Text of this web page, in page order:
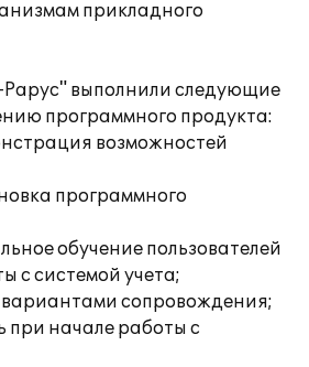
прикладного
выполнили следующие
программного продукта:
возможностей
программного
обучение пользователей
с системой учета;
сопровождения;
начале работы с